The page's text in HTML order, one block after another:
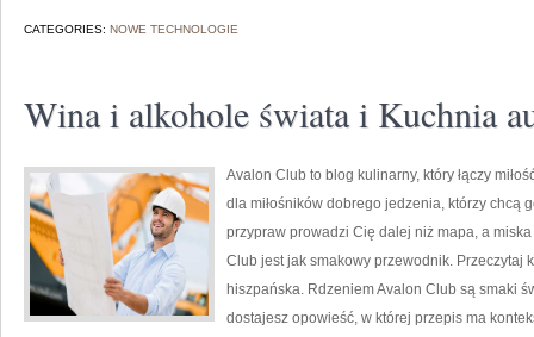
CATEGORIES: NOWE TECHNOLOGIE
Wina i alkohole świata i Kuchnia
Avalon Club to blog kulinarny, który łączy
dla miłośników dobrego jedzenia, którzy chcą
przypraw prowadzi Cię dalej niż mapa, a
Club jest jak smakowy przewodnik. Przeczytaj
hiszpańska. Rdzeniem Avalon Club są smaki
dostajesz opowieść, w której przepis ma